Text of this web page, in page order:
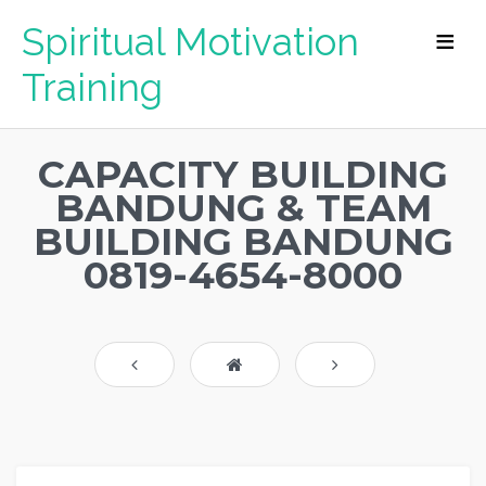
Spiritual Motivation
Training
CAPACITY BUILDING
BANDUNG & TEAM
BUILDING BANDUNG
0819-4654-8000